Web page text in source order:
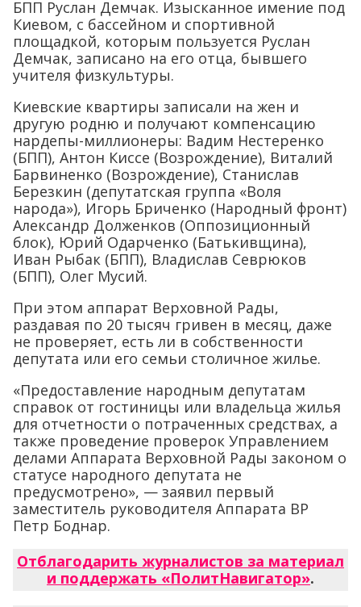
БПП Руслан Демчак. Изысканное имение под
Киевом, с бассейном и спортивной
площадкой, которым пользуется Руслан
Демчак, записано на его отца, бывшего
учителя физкультуры.
Киевские квартиры записали на жен и
другую родню и получают компенсацию
нардепы-миллионеры: Вадим Нестеренко
(БПП), Антон Киссе (Возрождение), Виталий
Барвиненко (Возрождение), Станислав
Березкин (депутатская группа «Воля
народа»), Игорь Бриченко (Народный фронт)
Александр Долженков (Оппозиционный
блок), Юрий Одарченко (Батькивщина),
Иван Рыбак (БПП), Владислав Севрюков
(БПП), Олег Мусий.
При этом аппарат Верховной Рады,
раздавая по 20 тысяч гривен в месяц, даже
не проверяет, есть ли в собственности
депутата или его семьи столичное жилье.
«Предоставление народным депутатам
справок от гостиницы или владельца жилья
для отчетности о потраченных средствах, а
также проведение проверок Управлением
делами Аппарата Верховной Рады законом о
статусе народного депутата не
предусмотрено», — заявил первый
заместитель руководителя Аппарата ВР
Петр Боднар.
Отблагодарить журналистов за материал
и поддержать «ПолитНавигатор».